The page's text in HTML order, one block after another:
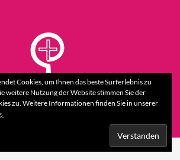
Cookies, um Ihnen das beste Surferlebnis zu
weitere Nutzung der Website stimmen Sie der
zu. Weitere Informationen finden Sie in unserer